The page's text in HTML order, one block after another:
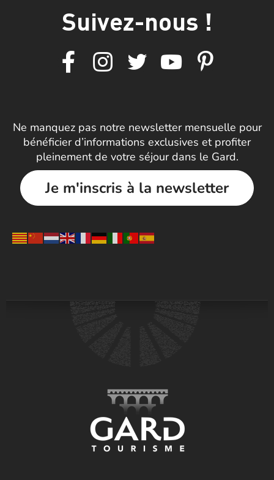
Suivez-nous !
Ne manquez pas notre newsletter mensuelle pour
bénéficier d’informations exclusives et profiter
pleinement de votre séjour dans le Gard.
Je m'inscris à la newsletter